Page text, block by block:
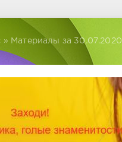
» Материалы за 30.07.2020